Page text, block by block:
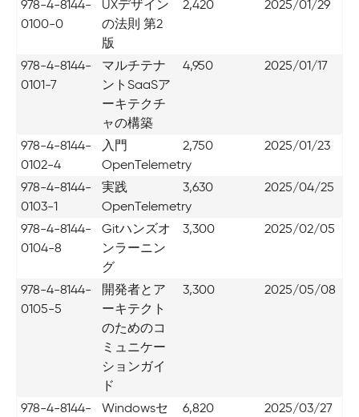
978-4-8144-
0100-0
UXデザイン
の法則 第2
版
2,420 2025/01/29
978-4-8144-
0101-7
マルチテナ
ントSaaSア
ーキテクチ
ャの構築
4,950 2025/01/17
978-4-8144-
0102-4
入門
OpenTelemetry
2,750 2025/01/23
978-4-8144-
0103-1
実践
OpenTelemetry
3,630 2025/04/25
978-4-8144-
0104-8
Gitハンズオ
ンラーニン
グ
3,300 2025/02/05
978-4-8144-
0105-5
開発者とア
ーキテクト
のためのコ
ミュニケー
ションガイ
ド
3,300 2025/05/08
978-4-8144-
Windowsセ
6,820 2025/03/27